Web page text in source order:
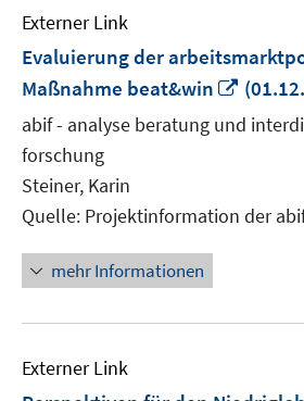
Externer Link
Evaluierung der
Maßnahme beat&win
In
neuem
abif - analyse beratung und
forschung
Steiner, Karin
Quelle: Projektinformation der
mehr Informationen
Externer Link